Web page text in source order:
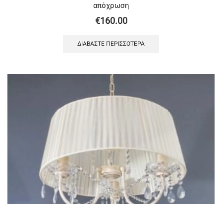
απόχρωση
€160.00
ΔΙΑΒΆΣΤΕ ΠΕΡΙΣΣΌΤΕΡΑ